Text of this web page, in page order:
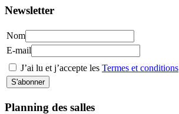
Newsletter
Nom
E-mail
J’ai lu et j’accepte les Termes et conditions
Planning des salles